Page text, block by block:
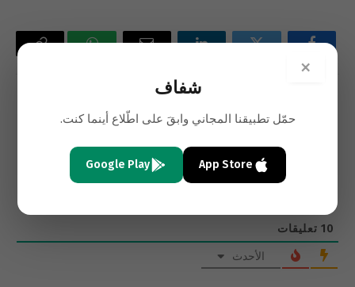
Copy
الفلسطيني
10 تعليقات
الأحدث
×
شفاف
حمّل تطبيقنا المجاني وابقَ على اطّلاع أينما كنت.
App Store
Google Play